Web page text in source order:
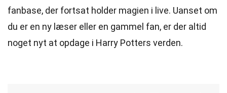
fanbase, der fortsat holder magien i live. Uanset om
du er en ny læser eller en gammel fan, er der altid
noget nyt at opdage i Harry Potters verden.